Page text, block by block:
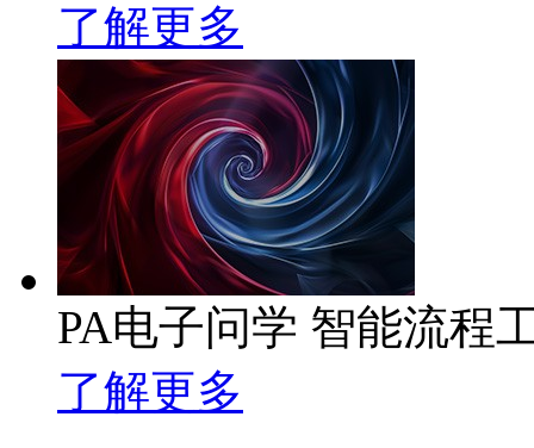
了解更多
PA电子问学 智能流程
了解更多